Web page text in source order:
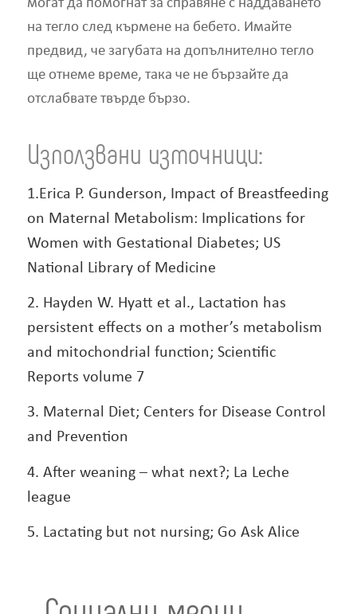
могат да помогнат за справяне с наддаването
на тегло след кърмене на бебето. Имайте
предвид, че загубата на допълнително тегло
ще отнеме време, така че не бързайте да
отслабвате твърде бързо.
Използвани източници:
1.Erica P. Gunderson, Impact of Breastfeeding
on Maternal Metabolism: Implications for
Women with Gestational Diabetes; US
National Library of Medicine
2. Hayden W. Hyatt et al., Lactation has
persistent effects on a mother’s metabolism
and mitochondrial function; Scientific
Reports volume 7
3. Maternal Diet; Centers for Disease Control
and Prevention
4. After weaning – what next?; La Leche
league
5. Lactating but not nursing; Go Ask Alice